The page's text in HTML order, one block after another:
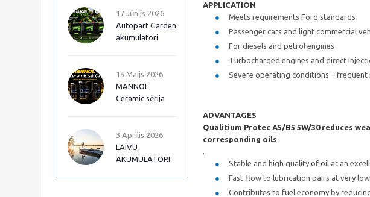
17 Jūnijs 2026
Autopart Garden
akumulatori
15 Maijs 2026
MANNOL
Ceramic sērija
3 Aprīlis 2026
LAIVU
AKUMULATORI
APPLICATION
Meets requirements Ford standards
Passenger cars and light commercial
For diesels and petrol engines
Turbocharged engines and direct
Severe operating conditions –
ADVANTAGES
Qualitium Protec A5/B5 5W/30 reduces
corresponding oils
.
Stable and high quality of oil at an
Fast flow to lubrication pairs at very
Contributes to fuel economy by